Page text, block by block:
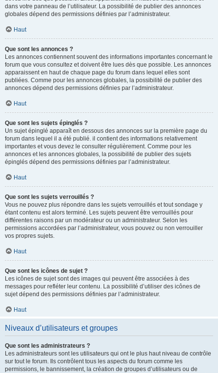
dans votre panneau de l’utilisateur. La possibilité de publier des annonces
globales dépend des permissions définies par l’administrateur.
Haut
Que sont les annonces ?
Les annonces contiennent souvent des informations importantes concernant le
forum que vous consultez et doivent être lues dès que possible. Les annonces
apparaissent en haut de chaque page du forum dans lequel elles sont
publiées. Comme pour les annonces globales, la possibilité de publier des
annonces dépend des permissions définies par l’administrateur.
Haut
Que sont les sujets épinglés ?
Un sujet épinglé apparaît en dessous des annonces sur la première page du
forum dans lequel il a été publié. il contient des informations relativement
importantes et vous devez le consulter régulièrement. Comme pour les
annonces et les annonces globales, la possibilité de publier des sujets
épinglés dépend des permissions définies par l’administrateur.
Haut
Que sont les sujets verrouillés ?
Vous ne pouvez plus répondre dans les sujets verrouillés et tout sondage y
étant contenu est alors terminé. Les sujets peuvent être verrouillés pour
différentes raisons par un modérateur ou un administrateur. Selon les
permissions accordées par l’administrateur, vous pouvez ou non verrouiller
vos propres sujets.
Haut
Que sont les icônes de sujet ?
Les icônes de sujet sont des images qui peuvent être associées à des
messages pour refléter leur contenu. La possibilité d’utiliser des icônes de
sujet dépend des permissions définies par l’administrateur.
Haut
Niveaux d’utilisateurs et groupes
Que sont les administrateurs ?
Les administrateurs sont les utilisateurs qui ont le plus haut niveau de contrôle
sur tout le forum. Ils contrôlent tous les aspects du forum comme les
permissions, le bannissement, la création de groupes d’utilisateurs ou de